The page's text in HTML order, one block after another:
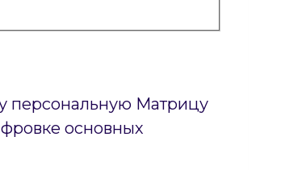
персональную Матрицу
основных